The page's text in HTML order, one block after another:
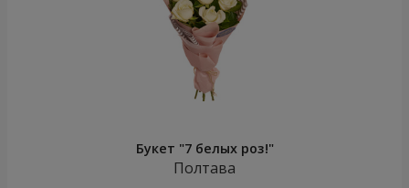
Букет "7 белых роз!"
Полтава